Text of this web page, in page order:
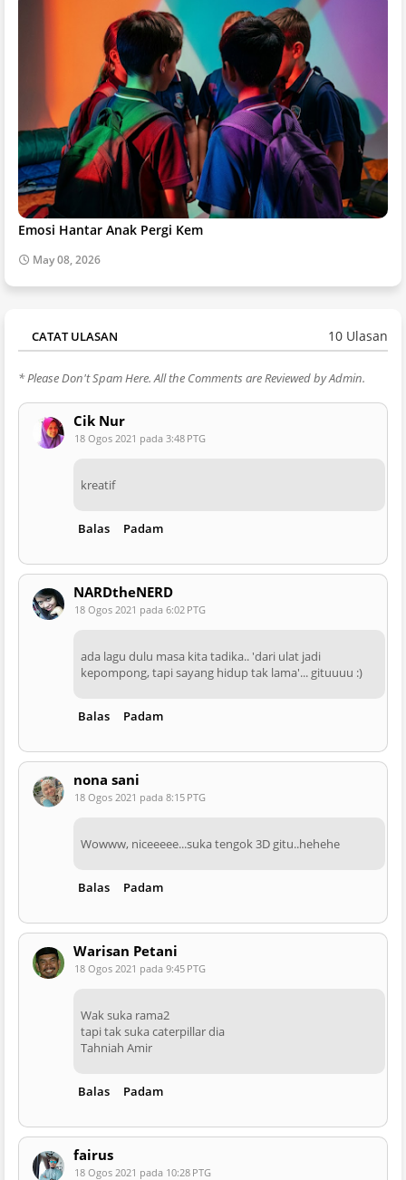
Emosi Hantar Anak Pergi Kem
May 08, 2026
CATAT ULASAN 10 Ulasan
* Please Don't Spam Here. All the Comments are Reviewed by Admin.
Cik Nur
18 Ogos 2021 pada 3:48 PTG
kreatif
Balas Padam
NARDtheNERD
18 Ogos 2021 pada 6:02 PTG
ada lagu dulu masa kita tadika.. 'dari ulat jadi
kepompong, tapi sayang hidup tak lama'... gituuuu :)
Balas Padam
nona sani
18 Ogos 2021 pada 8:15 PTG
Wowww, niceeeee...suka tengok 3D gitu..hehehe
Balas Padam
Warisan Petani
18 Ogos 2021 pada 9:45 PTG
Wak suka rama2
tapi tak suka caterpillar dia
Tahniah Amir
Balas Padam
fairus
18 Ogos 2021 pada 10:28 PTG